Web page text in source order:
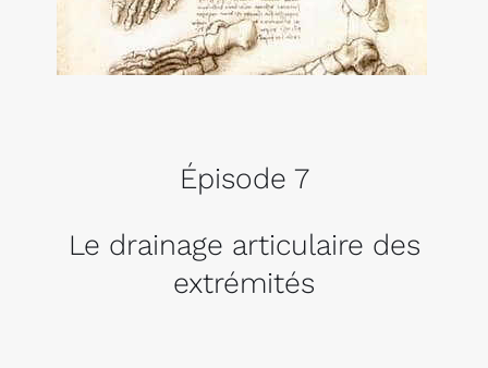
Épisode 7
Le drainage articulaire des
extrémités